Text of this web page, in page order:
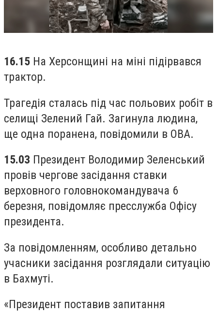
16.15 На Херсонщині на міні підірвався
трактор.
Трагедія сталась під час польових робіт в
селищі Зелений Гай. Загинула людина,
ще одна поранена, повідомили в ОВА.
15.03 Президент Володимир Зеленський
провів чергове засідання ставки
верховного головнокомандувача 6
березня, повідомляє пресслужба Офісу
президента.
За повідомленням, особливо детально
учасники засідання розглядали ситуацію
в Бахмуті.
«Президент поставив запитання